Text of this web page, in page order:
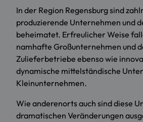
In der Region Regensburg sind
produzierende Unternehmen und
beheimatet. Erfreulicher Weise
namhafte Großunternehmen und
Zulieferbetriebe ebenso wie
dynamische mittelständische
Kleinunternehmen.
Wie anderenorts auch sind diese
dramatischen Veränderungen